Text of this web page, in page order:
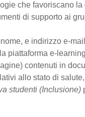
che favoriscano
di supporto ai
e indirizzo e-
piattaforma e-
contenuti in
allo stato di
studenti (Inclusione)